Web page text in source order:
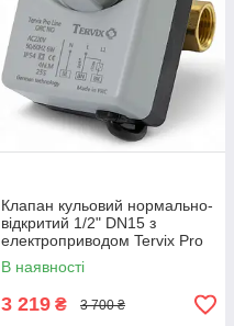
Клапан кульовий нормально-
відкритий 1/2" DN15 з
електроприводом Tervix Pro
Line ORC
В наявності
3 219 ₴ 3 700 ₴